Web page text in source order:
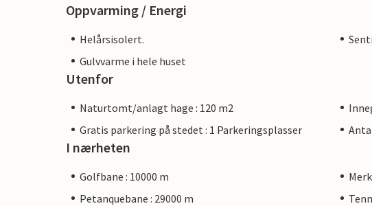
Oppvarming / Energi
Helårsisolert.
Gulvvarme i hele huset
Utenfor
Naturtomt/anlagt hage : 120 m2
Gratis parkering på stedet : 1 Parkeringsplasser
I nærheten
Golfbane : 10000 m
Petanquebane : 29000 m